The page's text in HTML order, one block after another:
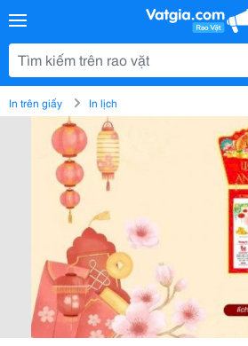
In trên giấy In lịch